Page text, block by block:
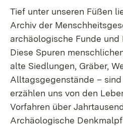
Tief unter unseren Füßen
Archiv der
archäologische Funde und
Diese Spuren
alte Siedlungen, Gräber,
Alltagsgegenstände –
erzählen uns von den
Vorfahren über
Archäologische